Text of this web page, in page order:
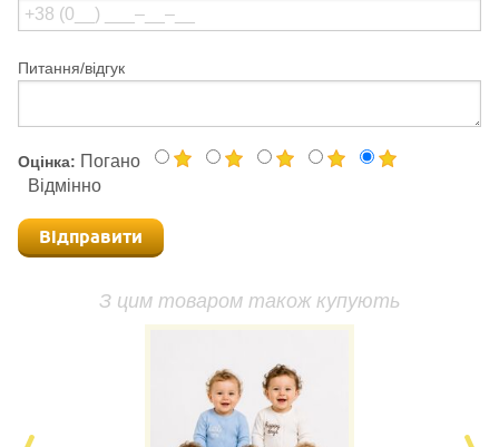
Питання/відгук
Оцінка: Погано
Відмінно
Відправити
З цим товаром також купують